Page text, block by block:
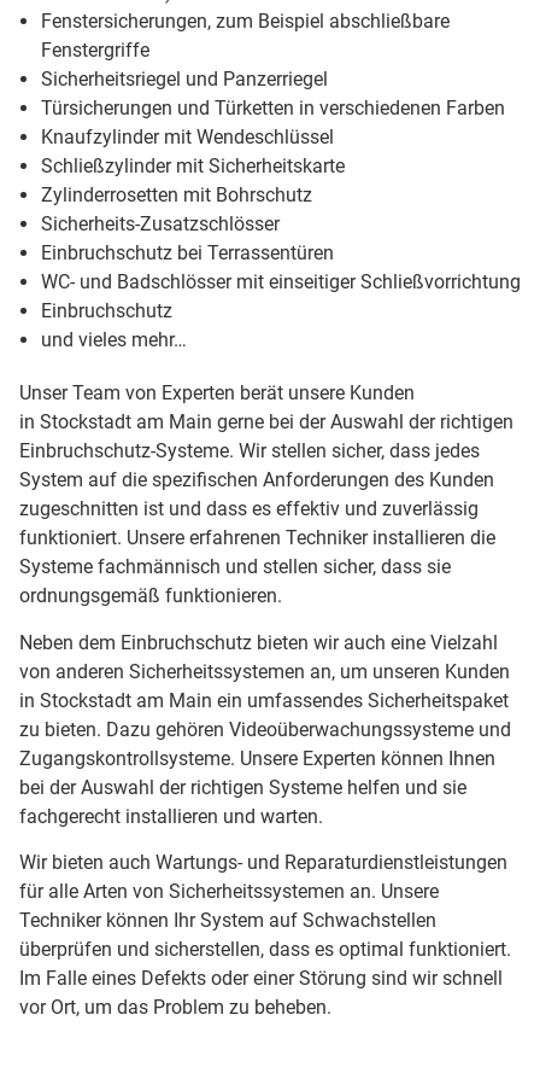
Fenstersicherungen, zum Beispiel abschließbare
Fenstergriffe
Sicherheitsriegel und Panzerriegel
Türsicherungen und Türketten in verschiedenen Farben
Knaufzylinder mit Wendeschlüssel
Schließzylinder mit Sicherheitskarte
Zylinderrosetten mit Bohrschutz
Sicherheits-Zusatzschlösser
Einbruchschutz bei Terrassentüren
WC- und Badschlösser mit einseitiger Schließvorrichtung
Einbruchschutz
und vieles mehr…
Unser Team von Experten berät unsere Kunden
in Stockstadt am Main gerne bei der Auswahl der richtigen
Einbruchschutz-Systeme. Wir stellen sicher, dass jedes
System auf die spezifischen Anforderungen des Kunden
zugeschnitten ist und dass es effektiv und zuverlässig
funktioniert. Unsere erfahrenen Techniker installieren die
Systeme fachmännisch und stellen sicher, dass sie
ordnungsgemäß funktionieren.
Neben dem Einbruchschutz bieten wir auch eine Vielzahl
von anderen Sicherheitssystemen an, um unseren Kunden
in Stockstadt am Main ein umfassendes Sicherheitspaket
zu bieten. Dazu gehören Videoüberwachungssysteme und
Zugangskontrollsysteme. Unsere Experten können Ihnen
bei der Auswahl der richtigen Systeme helfen und sie
fachgerecht installieren und warten.
Wir bieten auch Wartungs- und Reparaturdienstleistungen
für alle Arten von Sicherheitssystemen an. Unsere
Techniker können Ihr System auf Schwachstellen
überprüfen und sicherstellen, dass es optimal funktioniert.
Im Falle eines Defekts oder einer Störung sind wir schnell
vor Ort, um das Problem zu beheben.